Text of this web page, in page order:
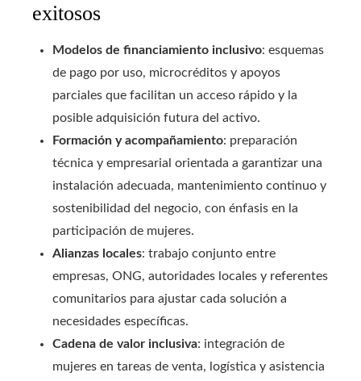
exitosos
Modelos de financiamiento inclusivo: esquemas
de pago por uso, microcréditos y apoyos
parciales que facilitan un acceso rápido y la
posible adquisición futura del activo.
Formación y acompañamiento: preparación
técnica y empresarial orientada a garantizar una
instalación adecuada, mantenimiento continuo y
sostenibilidad del negocio, con énfasis en la
participación de mujeres.
Alianzas locales: trabajo conjunto entre
empresas, ONG, autoridades locales y referentes
comunitarios para ajustar cada solución a
necesidades específicas.
Cadena de valor inclusiva: integración de
mujeres en tareas de venta, logística y asistencia